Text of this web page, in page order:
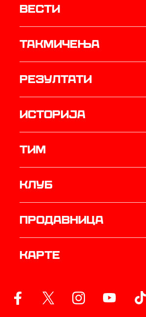
Вести
Такмичења
резултати
историја
ТИМ
Клуб
продавница
Карте